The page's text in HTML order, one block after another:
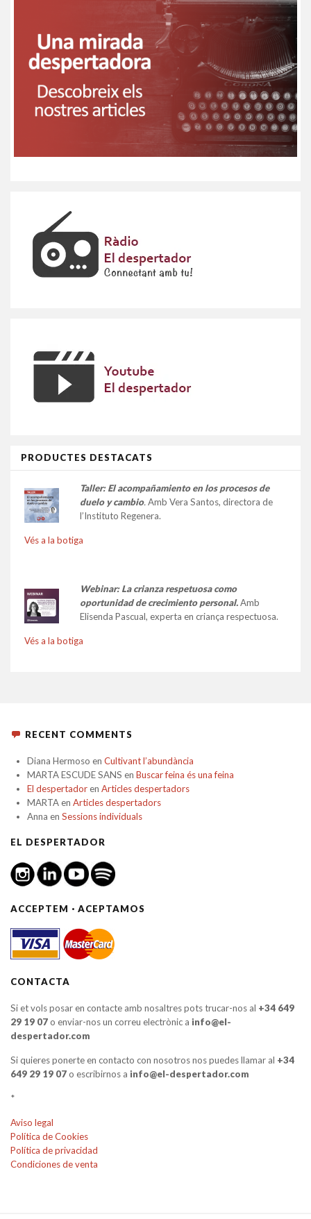
PRODUCTES DESTACATS
Taller: El acompañamiento en los procesos de
duelo y cambio. Amb Vera Santos, directora de
l’Instituto Regenera.
Vés a la botiga
Webinar: La crianza respetuosa como
oportunidad de crecimiento personal.Amb
Elisenda Pascual, experta en criança respectuosa.
Vés a la botiga
RECENT COMMENTS
Diana Hermoso en Cultivant l’abundància
MARTA ESCUDE SANS en Buscar feina és una feina
El despertadoren Articles despertadors
MARTAen Articles despertadors
Anna en Sessions individuals
EL DESPERTADOR
ACCEPTEM · ACEPTAMOS
CONTACTA
Si et vols posar en contacte amb nosaltres pots trucar-nos al +34 649
29 19 07o enviar-nos un correu electrònic a info@el-
despertador.com
Si quieres ponerte en contacto con nosotros nos puedes llamar al +34
649 29 19 07o escribirnos a info@el-despertador.com
*
Aviso legal
Política de Cookies
Política de privacidad
Condiciones de venta